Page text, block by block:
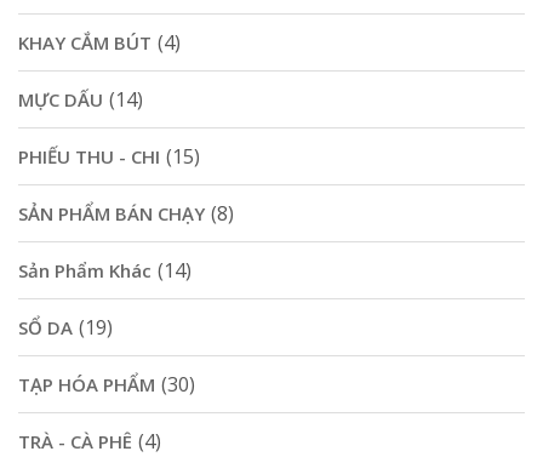
KHAY CẮM BÚT (4)
MỰC DẤU (14)
PHIẾU THU - CHI (15)
SẢN PHẨM BÁN CHẠY (8)
Sản Phẩm Khác (14)
SỔ DA (19)
TẠP HÓA PHẨM (30)
TRÀ - CÀ PHÊ (4)